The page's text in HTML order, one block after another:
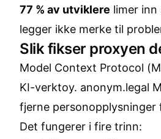
77 % av utviklere limer
legger ikke merke til
Slik fikser proxyen
Model Context Protocol
KI-verktoy. anonym.legal
fjerne
Det fungerer i fire trinn: